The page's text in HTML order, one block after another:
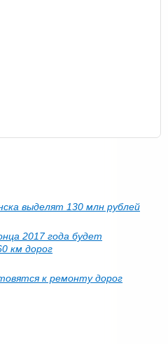
выделят 130 млн рублей
2017 года будет
км дорог
к ремонту дорог